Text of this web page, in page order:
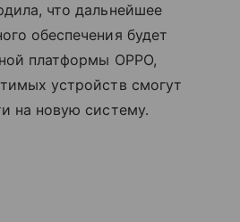
что дальнейшее
обеспечения будет
платформы OPPO,
устройств смогут
на новую систему.